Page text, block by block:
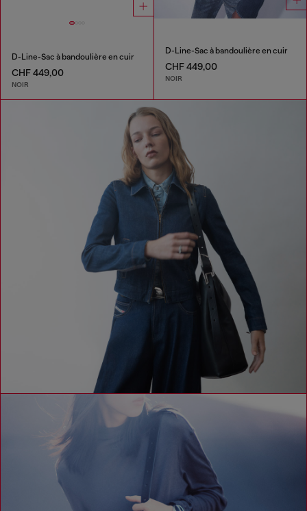
D-Line-Sac à bandoulière en cuir
CHF 449,00
NOIR
D-Line-Sac à bandoulière en cuir
CHF 449,00
NOIR